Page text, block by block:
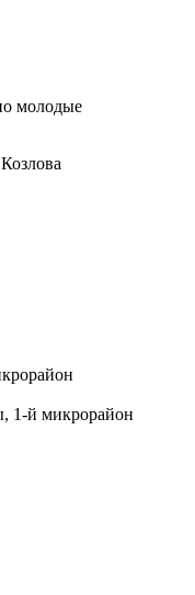
молодые
1-й микрорайон